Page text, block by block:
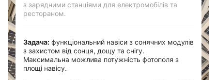
з зарядними станціями для електромобілів та
рестораном.
Задача: функціональний навіси з сонячних модулів
з захистом від сонця, дощу та снігу.
Максимальна можлива потужність фотополя з
площі навісу.